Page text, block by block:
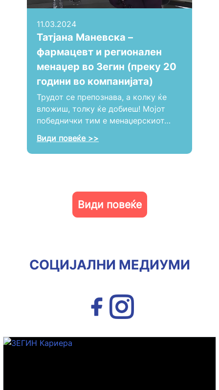
11.03.2024
Татјана Маневска –
фармацевт и регионален
менаџер во Зегин (преку 20
години во компанијата)
Трудот се препознава, а колку ќе
вложиш, толку ќе добиеш! Мојот
победнички тим е менаџерскиот…
Види повеќе >>
Види повеќе
СОЦИЈАЛНИ МЕДИУМИ